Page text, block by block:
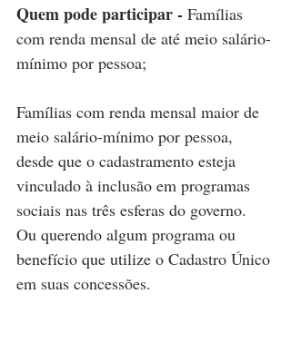
Quem pode participar - Famílias
com renda mensal de até meio salário-
mínimo por pessoa;
Famílias com renda mensal maior de
meio salário-mínimo por pessoa,
desde que o cadastramento esteja
vinculado à inclusão em programas
sociais nas três esferas do governo.
Ou querendo algum programa ou
benefício que utilize o Cadastro Único
em suas concessões.